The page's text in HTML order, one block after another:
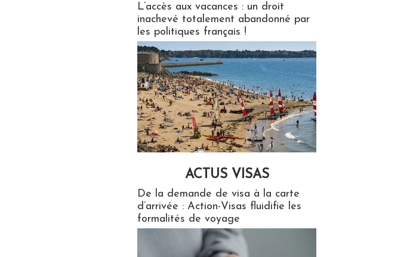
L’accès aux vacances : un droit
inachevé totalement abandonné par
les politiques français !
ACTUS VISAS
De la demande de visa à la carte
d’arrivée : Action-Visas fluidifie les
formalités de voyage